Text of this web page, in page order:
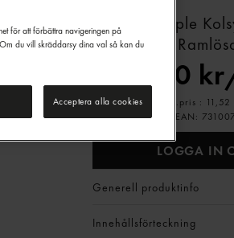
Granatäpple
76,00
Jmf.pris :
EAN:
LOGGA IN
Generell produktinfo
Innehållsförteckning
äldre.
för att förbättra navigeringen på
du vill skräddarsy dina val så kan du
Acceptera alla cookies